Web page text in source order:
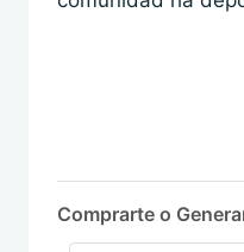
Comprarte o